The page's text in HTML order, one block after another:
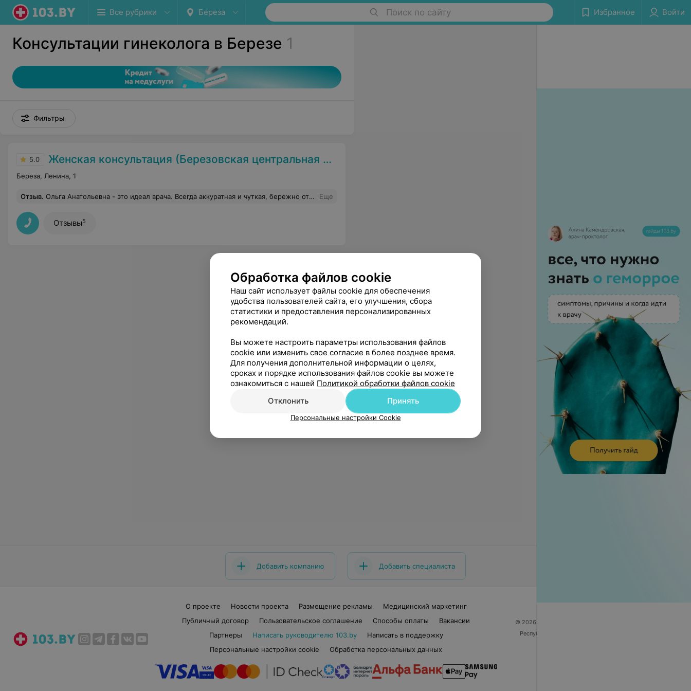
Все рубрики Береза Поиск по сайту Избранное Войти
Консультации гинеколога в Березе 1
Фильтры
5.0 Женская консультация (Березовская центральная районная больница)
Береза, Ленина, 1
Отзыв. Ольга Анатольевна - это идеал врача. Всегда аккуратная и чуткая, бережно относится к пациентам, профессионально избирает тактику лечения с учетом пожеланий и особенностей пациента, всегда готова ответить на все вопросы, рассказывает подробно и понятно. Еще
Отзывы5
Добавить компанию Добавить специалиста
О проекте Новости проекта Размещение рекламы
Медицинский маркетинг
Публичный договор
Пользовательское соглашение Способы оплаты
Вакансии
Партнеры
Написать руководителю 103.by
Написать в поддержку
Персональные настройки cookie
Обработка персональных данных
© 2026 ООО «Артокс Лаб», УНП 191700409
Республика Беларусь, г. Минск, улица Толбухина, 2,
Обработка файлов cookie
Наш сайт использует файлы cookie для обеспечения
удобства пользователей сайта, его улучшения, сбора
статистики и предоставления персонализированных
рекомендаций.
Вы можете настроить параметры использования файлов
cookie или изменить свое согласие в более позднее время.
Для получения дополнительной информации о целях,
сроках и порядке использования файлов cookie вы можете
ознакомиться с нашей Политикой обработки файлов cookie
Отклонить
Принять
Персональные настройки Cookie